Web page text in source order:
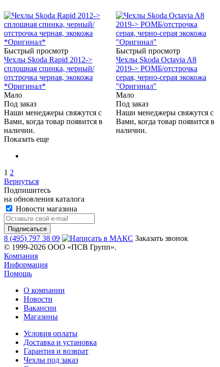
Быстрый просмотр
Чехлы Skoda Rapid 2012->
сплошная спинка, черный/
отстрочка черная, экокожа
*Оригинал*
Мало
Под заказ
Наши менеджеры свяжутся с
Вами, когда товар появится в
наличии.
Быстрый просмотр
Чехлы Skoda Octavia A8
2019-> РОМБ/отстрочка
серая, черно-серая экокожа
"Оригинал"
Мало
Под заказ
Наши менеджеры свяжутся с
Вами, когда товар появится в
наличии.
Показать еще
1 2
Вернуться
Подпишитесь
на обновления каталога
Новости магазина
8 (495) 797 38 09
Заказать звонок
© 1999-2026 ООО «ПСВ Групп».
Компания
Информация
Помощь
О компании
Новости
Вакансии
Магазины
Условия оплаты
Доставка и установка
Гарантия и возврат
Чехлы под заказ